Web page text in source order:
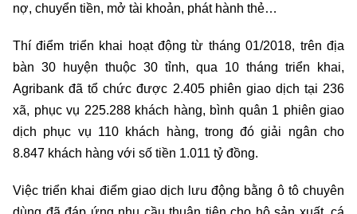
nợ, chuyển tiền, mở tài khoản, phát hành thẻ…
Thí điểm triển khai hoạt động từ tháng 01/2018, trên địa
bàn 30 huyện thuộc 30 tỉnh, qua 10 tháng triển khai,
Agribank đã tổ chức được 2.405 phiên giao dịch tại 236
xã, phục vụ 225.288 khách hàng, bình quân 1 phiên giao
dịch phục vụ 110 khách hàng, trong đó giải ngân cho
8.847 khách hàng với số tiền 1.011 tỷ đồng.
Việc triển khai điểm giao dịch lưu động bằng ô tô chuyên